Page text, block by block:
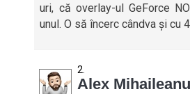
uri, că overlay-ul GeForce
unul. O să încerc cândva și cu
Alex Mihaileanu